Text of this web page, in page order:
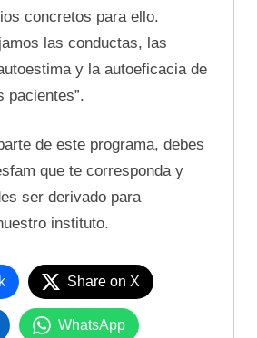
concretos para ello.
las conductas, las
y la autoeficacia de
pacientes”.
de este programa, debes
que te corresponda y
ser derivado para
instituto.
Share on X
WhatsApp